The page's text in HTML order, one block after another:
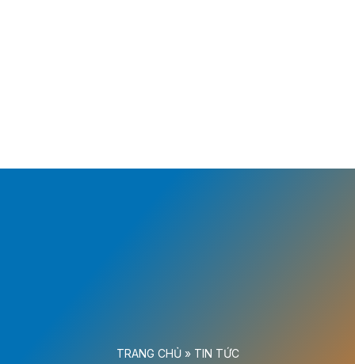
TRANG CHỦ» TIN TỨC